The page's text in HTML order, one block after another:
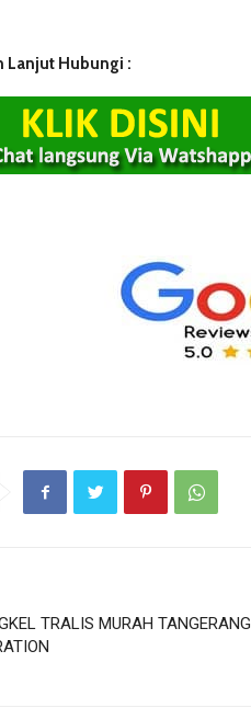
Lanjut Hubungi :
TRALIS MURAH TANGERANG